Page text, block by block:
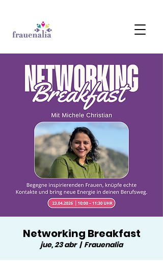
Networking Breakfast
jue, 23 abr
  |
Frauenalia